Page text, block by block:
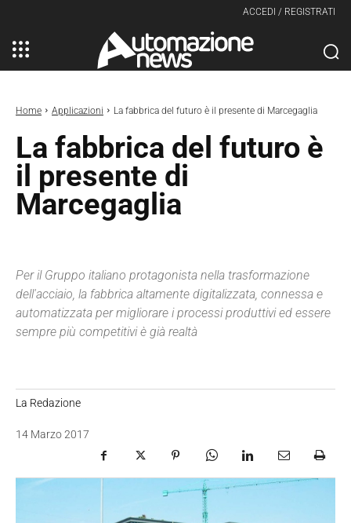
ACCEDI / REGISTRATI
Home Applicazioni La fabbrica del futuro è il presente di Marcegaglia
La fabbrica del futuro è
il presente di
Marcegaglia
Per il Gruppo italiano protagonista nella trasformazione
dell'acciaio, la fabbrica altamente digitalizzata, connessa e
automatizzata per migliorare i processi produttivi ed essere
sempre più competitivi è già realtà
La Redazione
14 Marzo 2017